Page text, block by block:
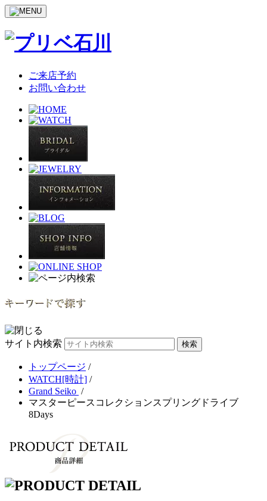
ご来店予約
お問い合わせ
サイト内検索
トップページ /
WATCH[時計] /
Grand Seiko /
マスターピースコレクションスプリングドライブ
8Days